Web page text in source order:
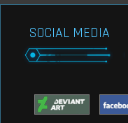
SOCIAL MEDIA